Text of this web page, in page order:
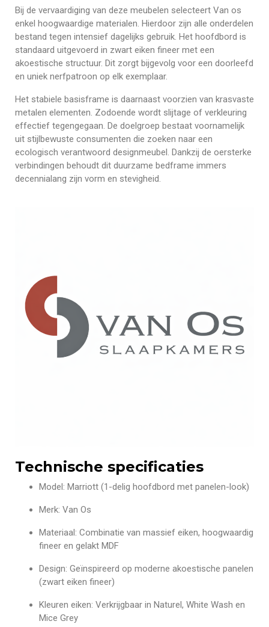
Bij de vervaardiging van deze meubelen selecteert Van os
enkel hoogwaardige materialen. Hierdoor zijn alle onderdelen
bestand tegen intensief dagelijks gebruik. Het hoofdbord is
standaard uitgevoerd in zwart eiken fineer met een
akoestische structuur. Dit zorgt bijgevolg voor een doorleefd
en uniek nerfpatroon op elk exemplaar.
Het stabiele basisframe is daarnaast voorzien van krasvaste
metalen elementen. Zodoende wordt slijtage of verkleuring
effectief tegengegaan. De doelgroep bestaat voornamelijk
uit stijlbewuste consumenten die zoeken naar een
ecologisch verantwoord designmeubel. Dankzij de oersterke
verbindingen behoudt dit duurzame bedframe immers
decennialang zijn vorm en stevigheid.
Technische specificaties
Model: Marriott (1-delig hoofdbord met panelen-look)
Merk: Van Os
Materiaal: Combinatie van massief eiken, hoogwaardig
fineer en gelakt MDF
Design: Geïnspireerd op moderne akoestische panelen
(zwart eiken fineer)
Kleuren eiken: Verkrijgbaar in Naturel, White Wash en
Mice Grey